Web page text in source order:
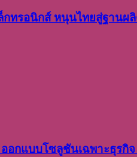
กทรอนิกส์ หนุนไทยสู่ฐานผ
อกแบบโซลูชันเฉพาะธุร